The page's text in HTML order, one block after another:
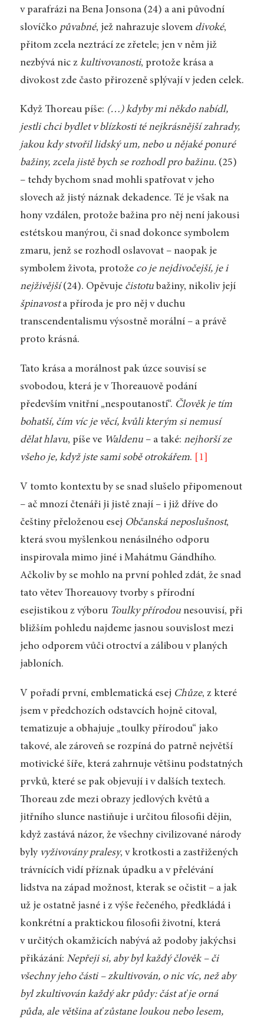
v parafrázi na Bena Jonsona (24) a ani původní
slovíčko půvabné, jež nahrazuje slovem divoké,
přitom zcela neztrácí ze zřetele; jen v něm již
nezbývá nic z kultivovanosti, protože krása a
divokost zde často přirozeně splývají v jeden celek.
Když Thoreau píše: (…) kdyby mi někdo nabídl,
jestli chci bydlet v blízkosti té nejkrásnější zahrady,
jakou kdy stvořil lidský um, nebo u nějaké ponuré
bažiny, zcela jistě bych se rozhodl pro bažinu.(25)
– tehdy bychom snad mohli spatřovat v jeho
slovech až jistý náznak dekadence. Té je však na
hony vzdálen, protože bažina pro něj není jakousi
estétskou manýrou, či snad dokonce symbolem
zmaru, jenž se rozhodl oslavovat – naopak je
symbolem života, protože co je nejdivočejší, je i
nejživější(24). Opěvuje čistotubažiny, nikoliv její
špinavosta příroda je pro něj v duchu
transcendentalismu výsostně morální – a právě
proto krásná.
Tato krása a morálnost pak úzce souvisí se
svobodou, která je v Thoreauově podání
především vnitřní „nespoutaností“. Člověk je tím
bohatší, čím víc je věcí, kvůli kterým si nemusí
dělat hlavu, píše ve Waldenu– a také: nejhorší ze
všeho je, když jste sami sobě otrokářem. [1]
V tomto kontextu by se snad slušelo připomenout
– ač mnozí čtenáři ji jistě znají – i již dříve do
češtiny přeloženou esej Občanská neposlušnost,
která svou myšlenkou nenásilného odporu
inspirovala mimo jiné i Mahátmu Gándhího.
Ačkoliv by se mohlo na první pohled zdát, že snad
tato větev Thoreauovy tvorby s přírodní
esejistikou z výboru Toulky přírodounesouvisí, při
bližším pohledu najdeme jasnou souvislost mezi
jeho odporem vůči otroctví a zálibou v planých
jabloních.
V pořadí první, emblematická esej Chůze, z které
jsem v předchozích odstavcích hojně citoval,
tematizuje a obhajuje „toulky přírodou“ jako
takové, ale zároveň se rozpíná do patrně největší
motivické šíře, která zahrnuje většinu podstatných
prvků, které se pak objevují i v dalších textech.
Thoreau zde mezi obrazy jedlových květů a
jitřního slunce nastiňuje i určitou filosofii dějin,
když zastává názor, že všechny civilizované národy
byly vyživovány pralesy, v krotkosti a zastřižených
trávnících vidí příznak úpadku a v přelévání
lidstva na západ možnost, kterak se očistit – a jak
už je ostatně jasné i z výše řečeného, předkládá i
konkrétní a praktickou filosofii životní, která
v určitých okamžicích nabývá až podoby jakýchsi
přikázání: Nepřeji si, aby byl každý člověk – či
všechny jeho části – zkultivován, o nic víc, než aby
byl zkultivován každý akr půdy: část ať je orná
půda, ale většina ať zůstane loukou nebo lesem,